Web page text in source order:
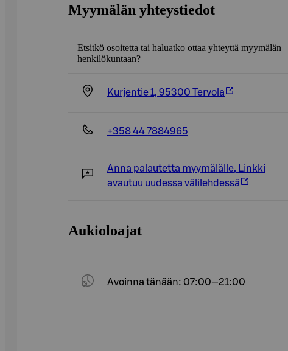
Myymälän yhteystiedot
Etsitkö osoitetta tai haluatko ottaa yhteyttä myymälän
henkilökuntaan?
Kurjentie 1, 95300 Tervola
+358 44 7884965
Anna palautetta myymälälle, Linkki
avautuu uudessa välilehdessä
Aukioloajat
Avoinna tänään: 07:00—21:00